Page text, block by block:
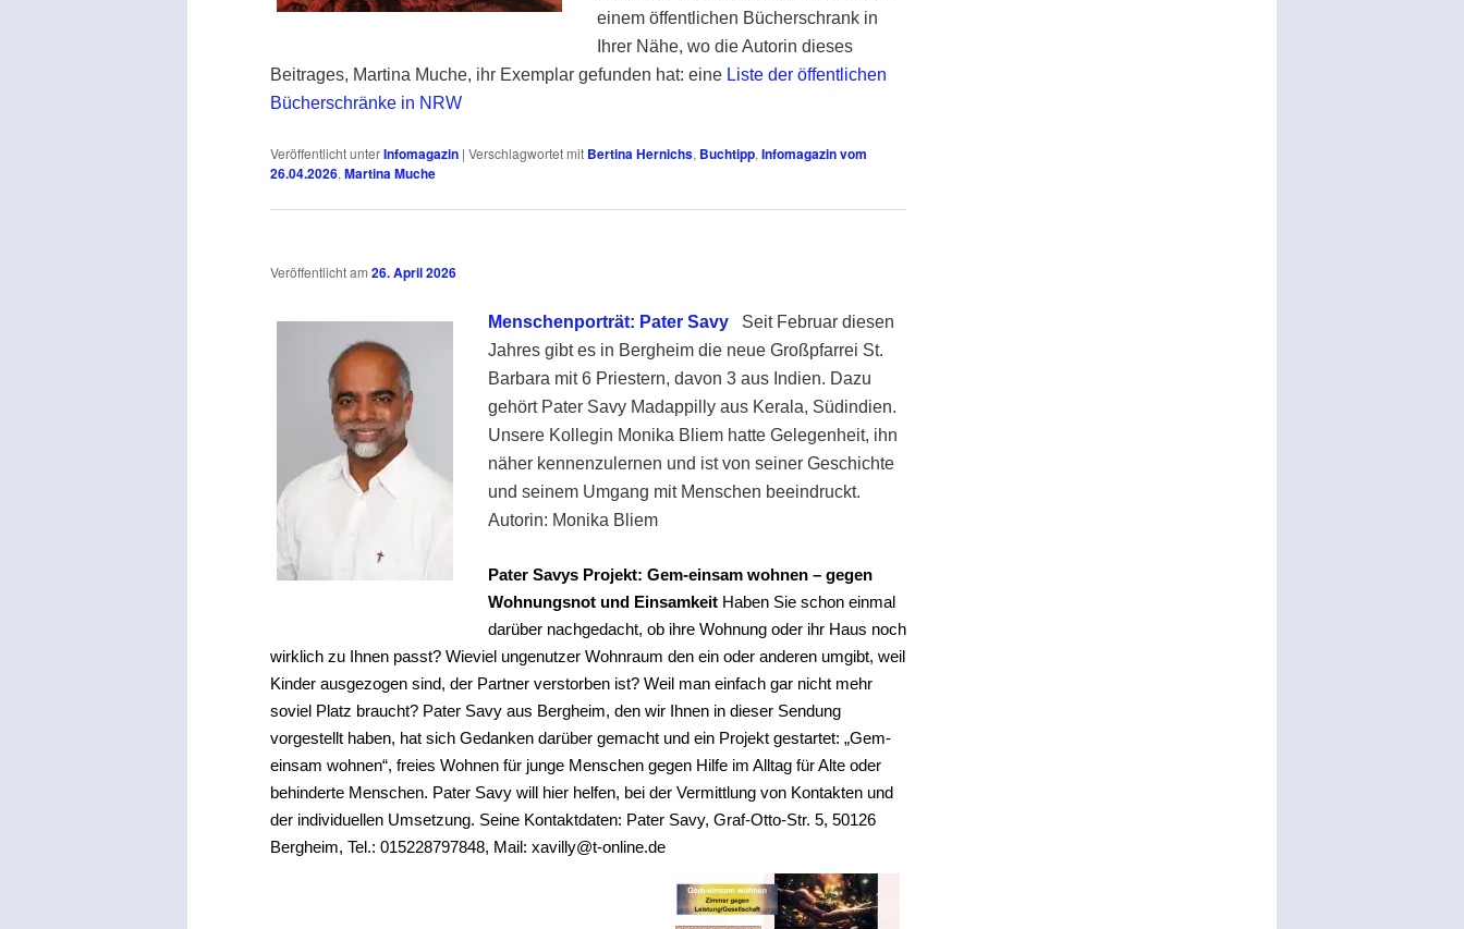
einem öffentlichen Bücherschrank in
Ihrer Nähe, wo die Autorin dieses
Beitrages, Martina Muche, ihr Exemplar gefunden hat: eine Liste der öffentlichen
Bücherschränke in NRW
Veröffentlicht unterInfomagazin | Verschlagwortet mit Bertina Hernichs, Buchtipp, Infomagazin vom
26.04.2026, Martina Muche
Veröffentlicht am 26. April 2026
Menschenporträt: Pater Savy
Seit Februar diesen
Jahres gibt es in Bergheim die neue Großpfarrei St.
Barbara mit 6 Priestern, davon 3 aus Indien. Dazu
gehört Pater Savy Madappilly aus Kerala, Südindien.
Unsere Kollegin Monika Bliem hatte Gelegenheit, ihn
näher kennenzulernen und ist von seiner Geschichte
und seinem Umgang mit Menschen beeindruckt.
Autorin: Monika Bliem
Pater Savys Projekt: Gem-einsam wohnen – gegen
Wohnungsnot und Einsamkeit Haben Sie schon einmal
darüber nachgedacht, ob ihre Wohnung oder ihr Haus noch
wirklich zu Ihnen passt? Wieviel ungenutzer Wohnraum den ein oder anderen umgibt, weil
Kinder ausgezogen sind, der Partner verstorben ist? Weil man einfach gar nicht mehr
soviel Platz braucht? Pater Savy aus Bergheim, den wir Ihnen in dieser Sendung
vorgestellt haben, hat sich Gedanken darüber gemacht und ein Projekt gestartet: „Gem-
einsam wohnen“, freies Wohnen für junge Menschen gegen Hilfe im Alltag für Alte oder
behinderte Menschen. Pater Savy will hier helfen, bei der Vermittlung von Kontakten und
der individuellen Umsetzung. Seine Kontaktdaten: Pater Savy, Graf-Otto-Str. 5, 50126
Bergheim, Tel.: 015228797848, Mail: xavilly@t-online.de